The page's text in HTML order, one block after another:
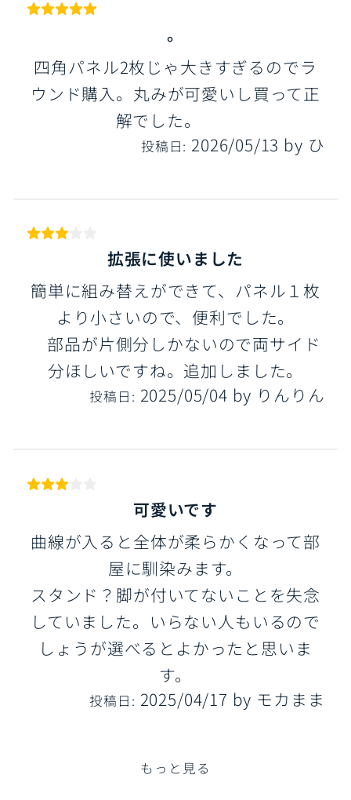
。
四角パネル2枚じゃ大きすぎるのでラ
ウンド購入。丸みが可愛いし買って正
解でした。
投稿日: 2026/05/13 by ひ
拡張に使いました
簡単に組み替えができて、パネル１枚
より小さいので、便利でした。
部品が片側分しかないので両サイド
分ほしいですね。追加しました。
投稿日: 2025/05/04 by りんりん
可愛いです
曲線が入ると全体が柔らかくなって部
屋に馴染みます。
スタンド？脚が付いてないことを失念
していました。いらない人もいるので
しょうが選べるとよかったと思いま
す。
投稿日: 2025/04/17 by モカまま
もっと見る